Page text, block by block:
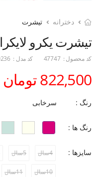
دخترانه تیشرت
تیشرت یکرو
کد محصول : 47747 کد مدل :
822,500 تومان
رنگ : سرخابی
رنگ ها :
سایزها : 4سال 5سال
10سال 11سال